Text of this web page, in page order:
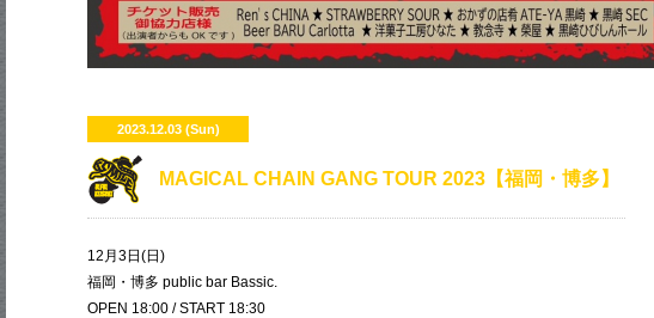
2023.12.03 (Sun)
​MAGICAL CHAIN GANG TOUR 2023【福岡・博多】
12月3日(日)
福岡・博多 public bar Bassic.
OPEN 18:00 / START 18:30